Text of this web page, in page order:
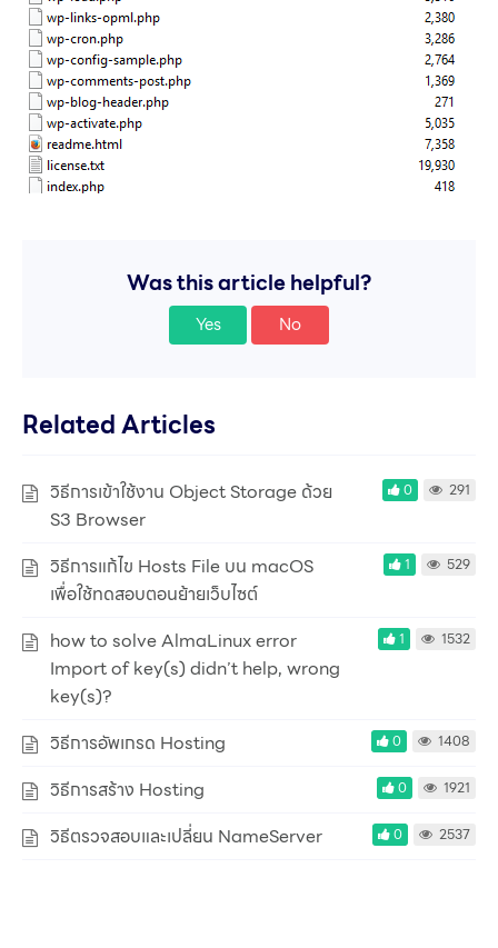
Was this article helpful?
Yes No
Related Articles
วิธีการเข้าใช้งาน Object Storage ด้วย
S3 Browser
0 291
วิธีการแก้ไข Hosts File บน macOS
เพื่อใช้ทดสอบตอนย้ายเว็บไซต์
1 529
how to solve AlmaLinux error
Import of key(s) didn’t help, wrong
key(s)?
1 1532
วิธีการอัพเกรด Hosting 0 1408
วิธีการสร้าง Hosting 0 1921
วิธีตรวจสอบและเปลี่ยน NameServer 0 2537